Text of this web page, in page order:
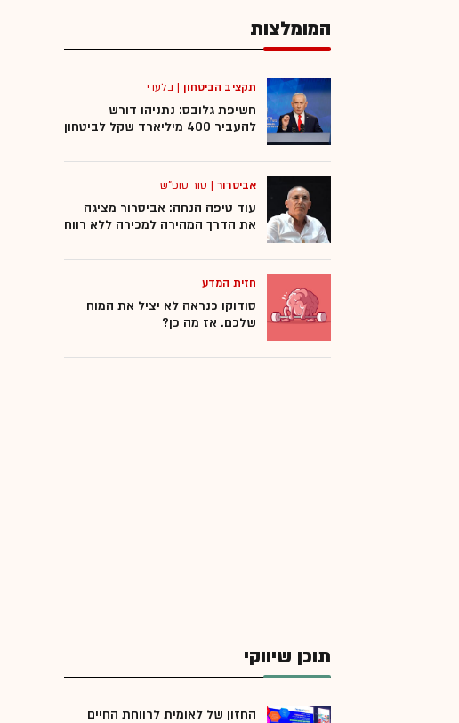
המומלצות
תקציב הביטחון |בלעדי
חשיפת גלובס: נתניהו דורש
להעביר 400 מיליארד שקל לביטחון
אביסרור| טור סופ"ש
עוד טיפה הנחה: אביסרור מציגה
את הדרך המהירה למכירה ללא רווח
חזית המדע
סודוקו כנראה לא יציל את המוח
שלכם. אז מה כן?
תוכן שיווקי
החזון של לאומית לרווחת החיים